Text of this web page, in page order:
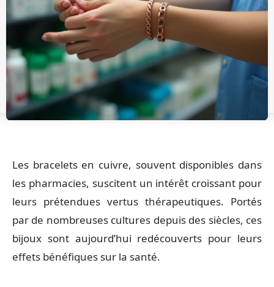
Les bracelets en cuivre, souvent disponibles dans
les pharmacies, suscitent un intérêt croissant pour
leurs prétendues vertus thérapeutiques. Portés
par de nombreuses cultures depuis des siècles, ces
bijoux sont aujourd’hui redécouverts pour leurs
effets bénéfiques sur la santé.